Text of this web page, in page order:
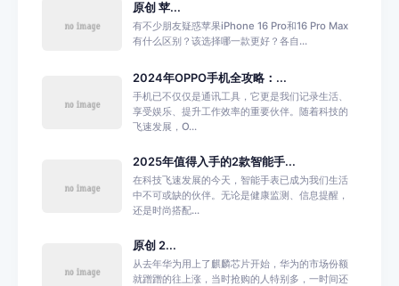
原创 苹...
有不少朋友疑惑苹果iPhone 16 Pro和16 Pro Max
有什么区别？该选择哪一款更好？各自...
2024年OPPO手机全攻略：...
手机已不仅仅是通讯工具，它更是我们记录生活、
享受娱乐、提升工作效率的重要伙伴。随着科技的
飞速发展，O...
2025年值得入手的2款智能手...
在科技飞速发展的今天，智能手表已成为我们生活
中不可或缺的伙伴。无论是健康监测、信息提醒，
还是时尚搭配...
原创 2...
从去年华为用上了麒麟芯片开始，华为的市场份额
就蹭蹭的往上涨，当时抢购的人特别多，一时间还